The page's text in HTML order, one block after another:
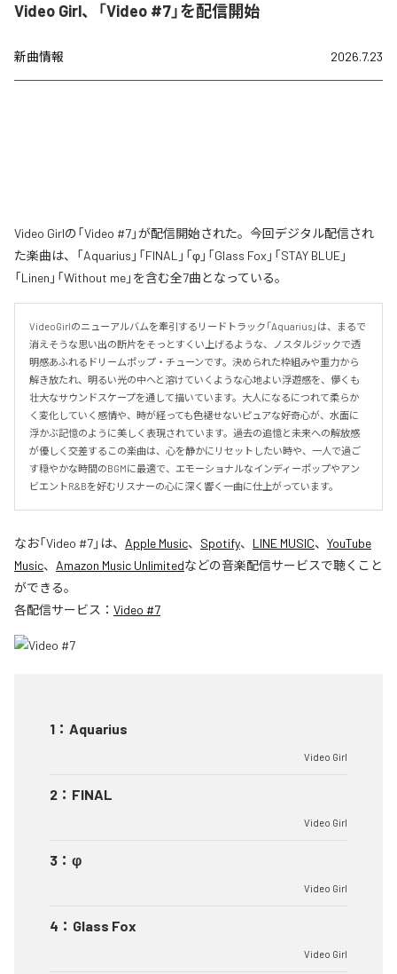
Video Girl、「Video #7」を配信開始
新曲情報 2026.7.23
Video Girlの「Video #7」が配信開始された。今回デジタル配信され
た楽曲は、「Aquarius」「FINAL」「φ」「Glass Fox」「STAY BLUE」
「Linen」「Without me」を含む全7曲となっている。
VideoGirlのニューアルバムを牽引するリードトラック「Aquarius」は、まるで
消えそうな思い出の断片をそっとすくい上げるような、ノスタルジックで透
明感あふれるドリームポップ・チューンです。決められた枠組みや重力から
解き放たれ、明るい光の中へと溶けていくような心地よい浮遊感を、儚くも
壮大なサウンドスケープを通して描いています。大人になるにつれて柔らか
く変化していく感情や、時が経っても色褪せないピュアな好奇心が、水面に
浮かぶ記憶のように美しく表現されています。過去の追憶と未来への解放感
が優しく交差するこの楽曲は、心を静かにリセットしたい時や、一人で過ご
す穏やかな時間のBGMに最適で、エモーショナルなインディーポップやアン
ビエントR&Bを好むリスナーの心に深く響く一曲に仕上がっています。
なお「Video #7」は、 Apple Music、 Spotify、 LINE MUSIC、 YouTube
Music、 Amazon Music Unlimitedなどの音楽配信サービスで聴くこと
ができる。
各配信サービス： Video #7
1 ： Aquarius
Video Girl
2 ： FINAL
Video Girl
3 ： φ
Video Girl
4 ： Glass Fox
Video Girl